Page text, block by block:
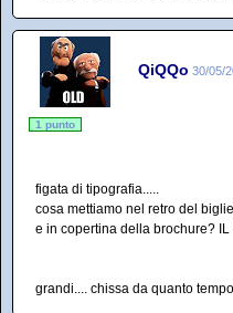
QiQQo 30/05/
1 punto
figata di tipografia.....
cosa mettiamo nel retro del
e in copertina della brochure? IL
grandi.... chissa da quanto